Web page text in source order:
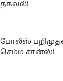
தகவல்!
போலீஸ்
செம்ம சான்ஸ்!